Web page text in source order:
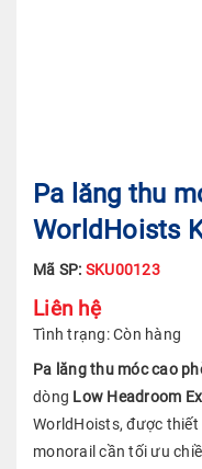
Pa lăng thu
WorldHoists
Mã SP: SKU00123
Liên hệ
Tình trạng:Còn hàng
Pa lăng thu móc cao
dòng Low Headroom
WorldHoists, được
monorail cần tối ưu